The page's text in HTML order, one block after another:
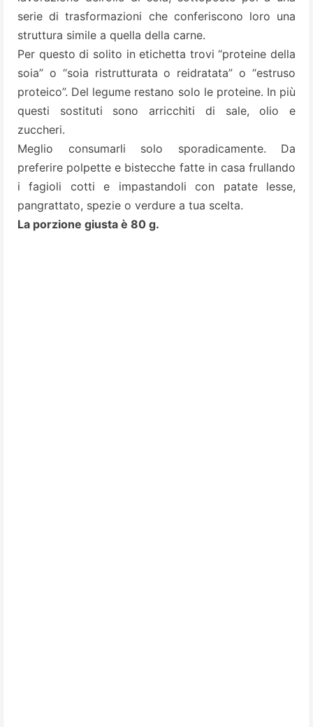
serie di trasformazioni che conferiscono loro una
struttura simile a quella della carne.
Per questo di solito in etichetta trovi “proteine della
soia” o “soia ristrutturata o reidratata” o “estruso
proteico”. Del legume restano solo le proteine. In più
questi sostituti sono arricchiti di sale, olio e
zuccheri.
Meglio consumarli solo sporadicamente. Da
preferire polpette e bistecche fatte in casa frullando
i fagioli cotti e impastandoli con patate lesse,
pangrattato, spezie o verdure a tua scelta.
La porzione giusta è 80 g.